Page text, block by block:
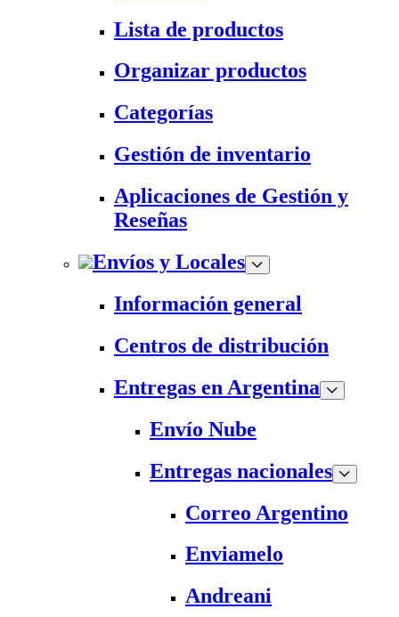
Lista de productos
Organizar productos
Categorías
Gestión de inventario
Aplicaciones de Gestión y
Reseñas
Envíos y Locales
Información general
Centros de distribución
Entregas en Argentina
Envío Nube
Entregas nacionales
Correo Argentino
Enviamelo
Andreani